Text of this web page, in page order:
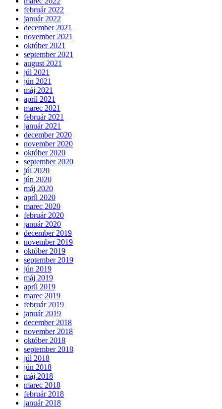
február 2022
január 2022
december 2021
november 2021
október 2021
september 2021
august 2021
júl 2021
jún 2021
máj 2021
apríl 2021
marec 2021
február 2021
január 2021
december 2020
november 2020
október 2020
september 2020
júl 2020
jún 2020
máj 2020
apríl 2020
marec 2020
február 2020
január 2020
december 2019
november 2019
október 2019
september 2019
jún 2019
máj 2019
apríl 2019
marec 2019
február 2019
január 2019
december 2018
november 2018
október 2018
september 2018
júl 2018
jún 2018
máj 2018
marec 2018
február 2018
január 2018